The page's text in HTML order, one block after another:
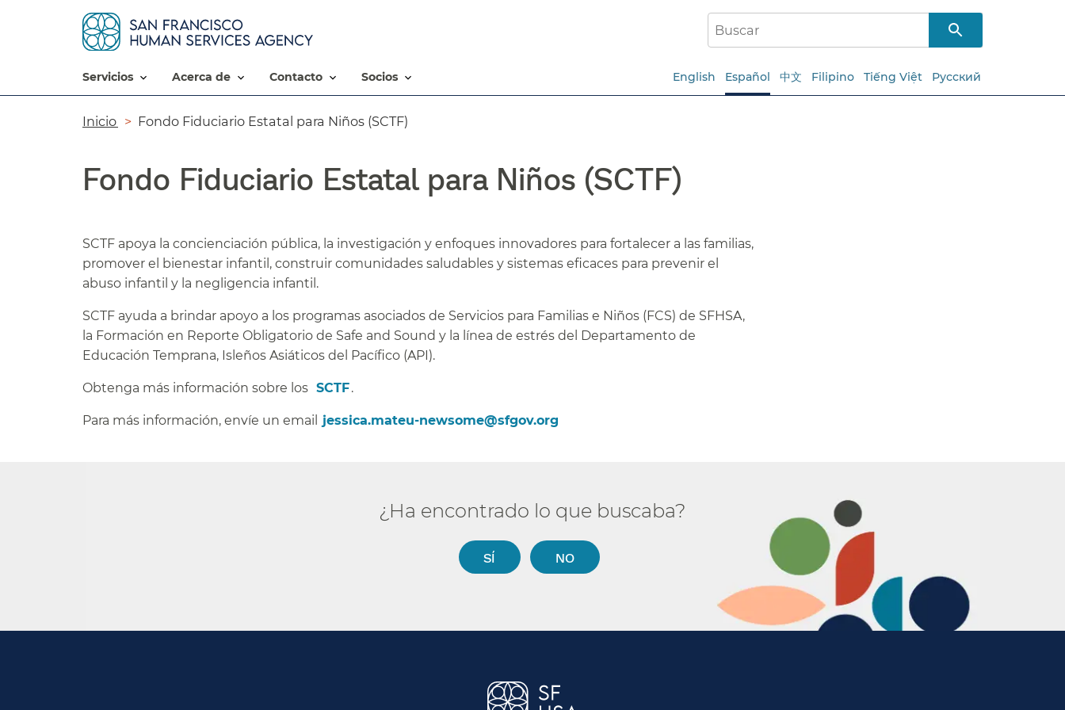
servicios​​ acerca de​​ contacto​​ socios​​ English Español 中文 Filipino Tiếng Việt Русский
Ruta
navegación​​
Inicio​​ Fondo Fiduciario Estatal para Niños (SCTF)​​
Fondo Fiduciario Estatal para Niños (SCTF)​​
SCTF apoya la concienciación pública, la investigación y enfoques innovadores para fortalecer a las familias,
promover el bienestar infantil, construir comunidades saludables y sistemas eficaces para prevenir el
abuso infantil y la negligencia infantil.​​
SCTF ayuda a brindar apoyo a los programas asociados de Servicios para Familias e Niños (FCS) de SFHSA,
la Formación en Reporte Obligatorio de Safe and Sound y la línea de estrés del Departamento de
Educación Temprana, Isleños Asiáticos del Pacífico (API).​​
Obtenga más información sobre los ​​ SCTF​​.
Para más información, envíe un email​​ jessica.mateu-newsome@sfgov.org​​
¿Ha encontrado lo que buscaba?​​
SÍ​​ NO​​